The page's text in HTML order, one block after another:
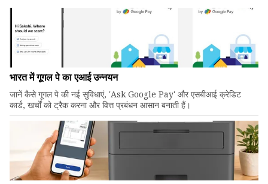
भारत में गूगल पे का एआई उन्नयन
जानें कैसे गूगल पे की नई सुविधाएं, 'Ask Google Pay' और एसबीआई क्रेडिट
कार्ड, खर्चों को ट्रैक करना और वित्त प्रबंधन आसान बनाती हैं।